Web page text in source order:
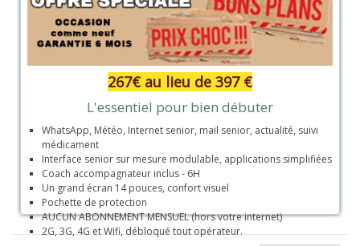
267€ au lieu de 397 €
L'essentiel pour bien débuter
WhatsApp, Météo, Internet senior, mail senior, actualité, suivi
médicament
Interface senior sur mesure modulable, applications simplifiées
Coach accompagnateur inclus - 6H
Un grand écran 14 pouces, confort visuel
Pochette de protection
AUCUN ABONNEMENT MENSUEL (hors votre internet)
2G, 3G, 4G et Wifi, débloqué tout opérateur.